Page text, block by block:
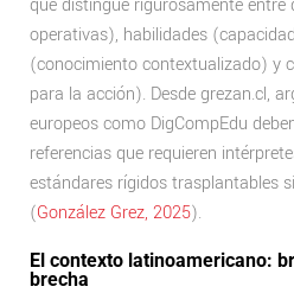
que distingue rigurosamente entre
operativas), habilidades
(conocimiento contextualizado) y
para la acción). Desde grezan.cl,
europeos como DigCompEdu
referencias que requieren
estándares rígidos trasplantables
(González Grez, 2025).
El contexto latinoamericano:
brecha